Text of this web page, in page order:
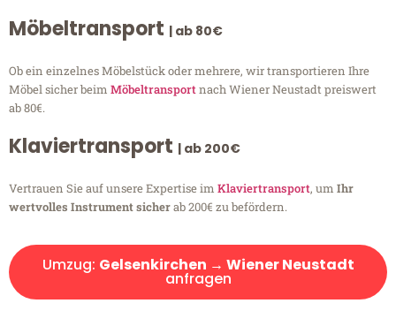
Möbeltransport | ab 80€
Ob ein einzelnes Möbelstück oder mehrere, wir transportieren Ihre
Möbel sicher beim Möbeltransportnach Wiener Neustadt preiswert
ab 80€.
Klaviertransport | ab 200€
Vertrauen Sie auf unsere Expertise im Klaviertransport, um Ihr
wertvolles Instrument sicherab 200€ zu befördern.
Umzug: Gelsenkirchen → Wiener Neustadt
anfragen